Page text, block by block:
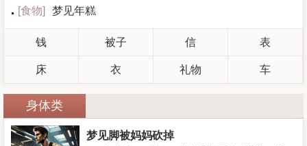
[食物] 梦见年糕
钱 被子 信 表
床 衣 礼物 车
身体类
梦见脚被妈妈砍掉